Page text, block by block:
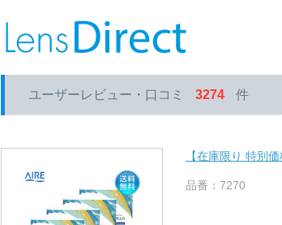
ユーザーレビュー・口コミ 3274 件
【在庫限り 特別
品番：7270